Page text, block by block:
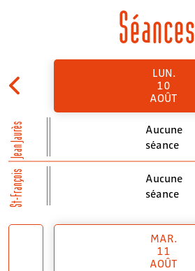
Séances
Jean Jaurès
St-François
LUN.
10
AOÛT
Aucune
séance
Aucune
séance
MAR.
11
AOÛT